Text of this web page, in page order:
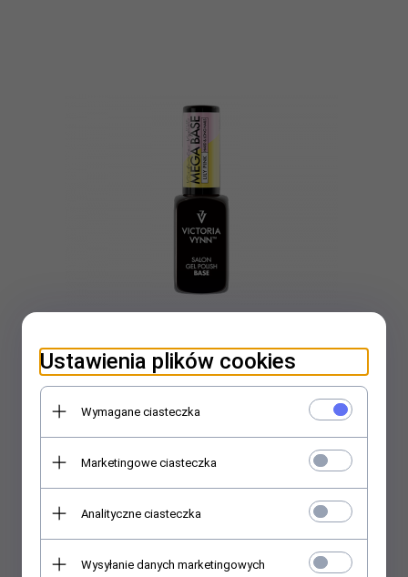
Victoria Vynn MEGA BASE Lily Pink 8ml
Ustawienia plików cookies
Wymagane ciasteczka
Marketingowe ciasteczka
Analityczne ciasteczka
Wysyłanie danych marketingowych